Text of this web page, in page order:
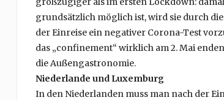
grundsätzlich möglich ist, wird sie durch
der Einreise ein negativer Corona-Test
das „confinement“ wirklich am 2. Mai
die Außengastronomie.
Niederlande und Luxemburg
In den Niederlanden muss man nach der